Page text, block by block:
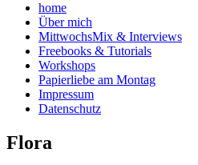
home
Über mich
MittwochsMix & Interviews
Freebooks & Tutorials
Workshops
Papierliebe am Montag
Impressum
Datenschutz
Flora